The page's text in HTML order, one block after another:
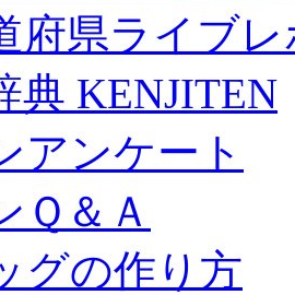
府県ライブ
典 KENJITEN
アンケート
Ｑ＆Ａ
グの作り方